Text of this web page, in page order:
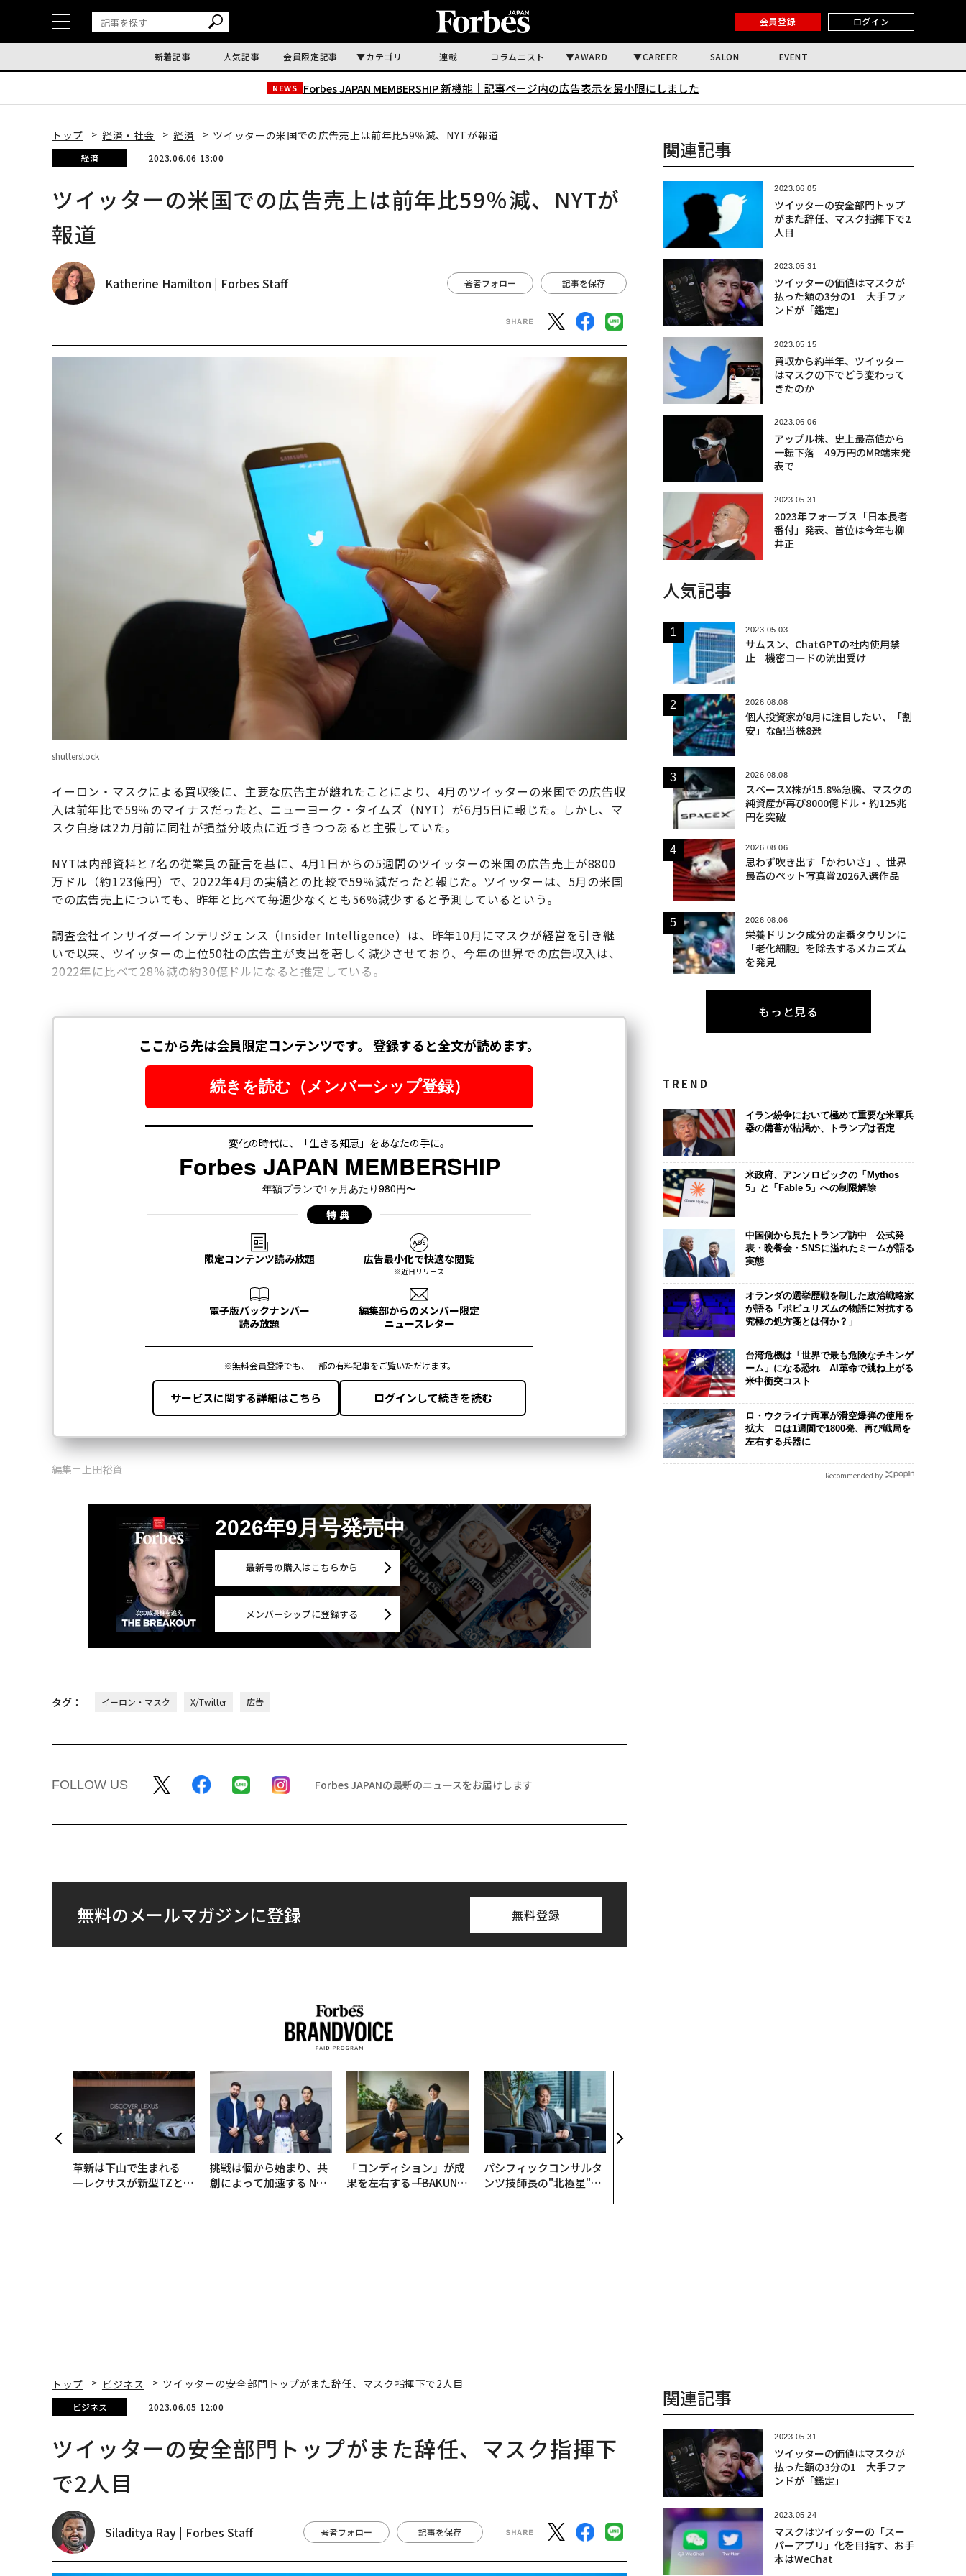
会員登録 ログイン
新着記事 人気記事 会員限定記事 カテゴリ 連載 コラムニスト AWARD CAREER SALON EVENT
NEWS Forbes JAPAN MEMBERSHIP 新機能｜ 記事ページ内の広告表示を最小限にしました
トップ 経済・社会 経済 ツイッターの米国での広告売上は前年比59％減、NYTが報道
経済 2023.06.06 13:00
ツイッターの米国での広告売上は前年比59％減、NYTが
報道
Katherine Hamilton | Forbes Staff 著者フォロー 記事を保存
shutterstock
イーロン・マスクによる買収後に、主要な広告主が離れたことにより、4月のツイッターの米国での広告収
入は前年比で59％のマイナスだったと、ニューヨーク・タイムズ（NYT）が6月5日に報じた。しかし、マ
スク自身は2カ月前に同社が損益分岐点に近づきつつあると主張していた。
NYTは内部資料と7名の従業員の証言を基に、4月1日からの5週間のツイッターの米国の広告売上が8800
万ドル（約123億円）で、2022年4月の実績との比較で59％減だったと報じた。ツイッターは、5月の米国
での広告売上についても、昨年と比べて毎週少なくとも56％減少すると予測しているという。
調査会社インサイダーインテリジェンス（Insider Intelligence）は、昨年10月にマスクが経営を引き継
いで以来、ツイッターの上位50社の広告主が支出を著しく減少させており、今年の世界での広告収入は、
2022年に比べて28％減の約30億ドルになると推定している。
編集＝上田裕資
2026年9月号発売中
最新号の購入はこちらから
メンバーシップに登録する
タグ： イーロン・マスク X/Twitter 広告
FOLLOW US Forbes JAPANの最新のニュースをお届けします
無料のメールマガジンに登録 無料登録
革新は下山で生まれる─
─レクサスが新型TZとE
挑戦は個から始まり、共
創によって加速する NOR
「コンディション」が成
果を左右する――「BAKUN
パシフィックコンサルタ
ンツ技師長の"北極星"。
関連記事
2023.06.05
ツイッターの安全部門トップ
がまた辞任、マスク指揮下で2
人目
2023.05.31
ツイッターの価値はマスクが
払った額の3分の1 大手ファ
ンドが「鑑定」
2023.05.15
買収から約半年、ツイッター
はマスクの下でどう変わって
きたのか
2023.06.06
アップル株、史上最高値から
一転下落 49万円のMR端末発
表で
2023.05.31
2023年フォーブス「日本長者
番付」発表、首位は今年も柳
井正
人気記事
2023.05.03
サムスン、ChatGPTの社内使用禁
止 機密コードの流出受け
2026.08.08
個人投資家が8月に注目したい、「割
安」な配当株8選
2026.08.08
スペースX株が15.8％急騰、マスクの
純資産が再び8000億ドル・約125兆
円を突破
2026.08.06
思わず吹き出す「かわいさ」、世界
最高のペット写真賞2026入選作品
2026.08.06
栄養ドリンク成分の定番タウリンに
「老化細胞」を除去するメカニズム
を発見
もっと見る
TREND
イラン紛争において極めて重要な米軍兵
器の備蓄が枯渇か、トランプは否定
米政府、アンソロピックの「Mythos
5」と「Fable 5」への制限解除
中国側から見たトランプ訪中 公式発
表・晩餐会・SNSに溢れたミームが語る
実態
オランダの選挙歴戦を制した政治戦略家
が語る「ポピュリズムの物語に対抗する
究極の処方箋とは何か？」
台湾危機は「世界で最も危険なチキンゲ
ーム」になる恐れ AI革命で跳ね上がる
米中衝突コスト
ロ・ウクライナ両軍が滑空爆弾の使用を
拡大 ロは1週間で1800発、再び戦局を
左右する兵器に
Recommended by
トップ ビジネス ツイッターの安全部門トップがまた辞任、マスク指揮下で2人目
ビジネス 2023.06.05 12:00
ツイッターの安全部門トップがまた辞任、マスク指揮下
で2人目
Siladitya Ray | Forbes Staff 著者フォロー 記事を保存
関連記事
2023.05.31
ツイッターの価値はマスクが
払った額の3分の1 大手ファ
ンドが「鑑定」
2023.05.24
マスクはツイッターの「スー
パーアプリ」化を目指す、お手
本はWeChat